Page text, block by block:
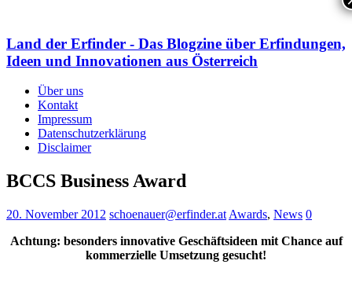
Land der Erfinder - Das Blogzine über Erfindungen,
Ideen und Innovationen aus Österreich
Über uns
Kontakt
Impressum
Datenschutzerklärung
Disclaimer
BCCS Business Award
20. November 2012 schoenauer@erfinder.at Awards, News 0
Achtung: besonders innovative Geschäftsideen mit Chance auf
kommerzielle Umsetzung gesucht!